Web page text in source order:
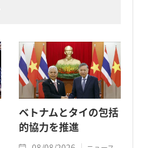
ベトナムとタイの包括
的協力を推進